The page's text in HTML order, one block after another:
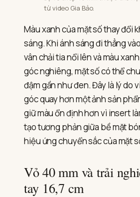
từ video Gia Bảo.
Màu xanh của mặt số thay đổi
sáng. Khi ánh sáng đi thẳng
vân chải tia nổi lên và màu
góc nghiêng, mặt số có thể
đậm gần như đen. Đây là lý do
góc quay hơn một ảnh sản
giữ màu ổn định hơn vì insert
tạo tương phản giữa bề mặt
hiệu ứng chuyển sắc của mặt
Vỏ 40 mm và trải
tay 16,7 cm